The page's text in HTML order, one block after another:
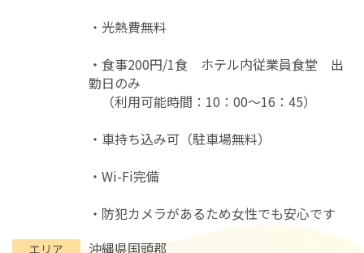
・光熱費無料
・食事200円/1食 ホテル内従業員食堂 出
勤日のみ
（利用可能時間：10：00～16：45）
・車持ち込み可（駐車場無料）
・Wi-Fi完備
・防犯カメラがあるため女性でも安心です
エリア 沖縄県国頭郡